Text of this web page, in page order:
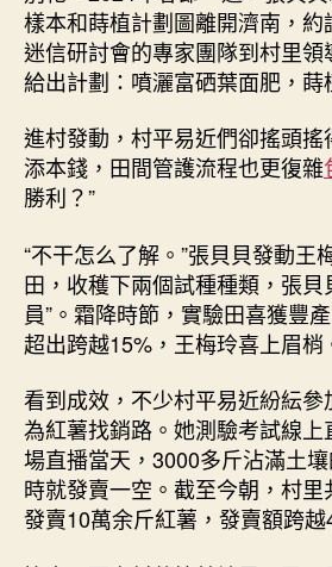
樣本和蒔植計劃圖離開濟南，
迷信研討會的專家團隊到村里
給出計劃：噴灑富硒葉面肥，蒔
進村發動，村平易近們卻搖頭搖
添本錢，田間管護流程也更復雜
勝利？”
“不干怎么了解。”張貝貝發動王
田，收穫下兩個試種種類，張貝
員”。霜降時節，實驗田喜獲豐
超出跨越15%，王梅玲喜上眉梢
看到成效，不少村平易近紛紜
為紅薯找銷路。她測驗考試線
場直播當天，3000多斤沾滿土
時就發賣一空。截至今朝，村里
發賣10萬余斤紅薯，發賣額跨越